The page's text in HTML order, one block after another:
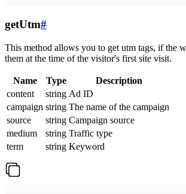
getUtm#
This method allows you to get utm tags, if the
them at the time of the visitor's first site visit.
Name Type
Description
content
string Ad ID
campaign string The name of the campaign
source
string Campaign source
medium
string Traffic type
term
string Keyword